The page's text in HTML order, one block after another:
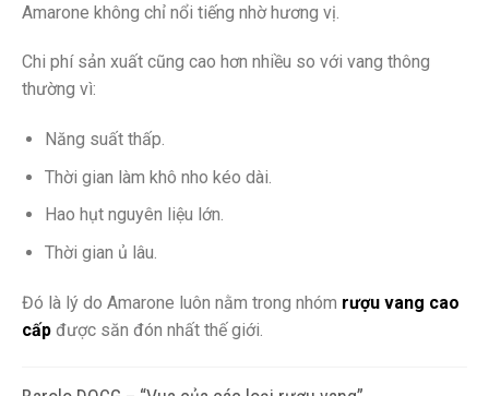
Amarone không chỉ nổi tiếng nhờ hương vị.
Chi phí sản xuất cũng cao hơn nhiều so với vang thông
thường vì:
Năng suất thấp.
Thời gian làm khô nho kéo dài.
Hao hụt nguyên liệu lớn.
Thời gian ủ lâu.
Đó là lý do Amarone luôn nằm trong nhóm rượu vang cao
cấp được săn đón nhất thế giới.